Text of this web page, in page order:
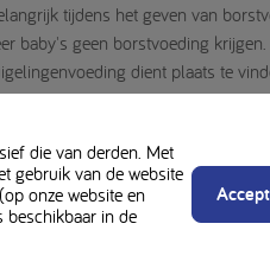
tijdens het geven van
baby's geen borstvoeding
dient plaats te
professionele zorgverlener
die van derden. Met
gebruik van de website
onze website en
beschikbaar in de